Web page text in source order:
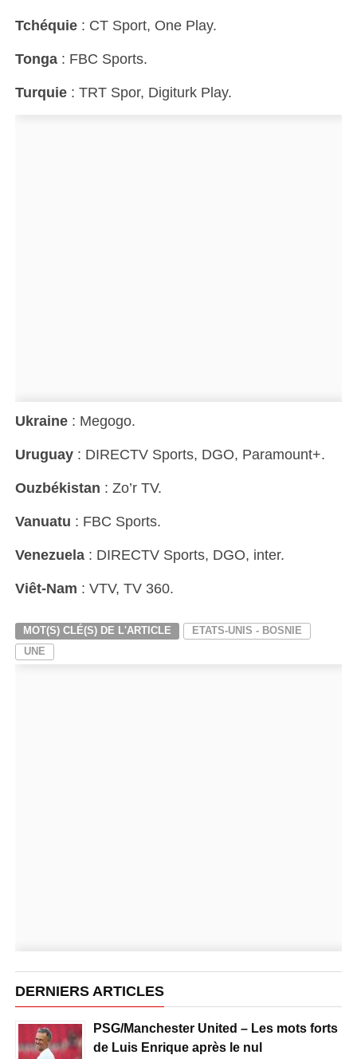
Tchéquie : CT Sport, One Play.
Tonga : FBC Sports.
Turquie : TRT Spor, Digiturk Play.
Ukraine : Megogo.
Uruguay : DIRECTV Sports, DGO, Paramount+.
Ouzbékistan : Zo’r TV.
Vanuatu : FBC Sports.
Venezuela : DIRECTV Sports, DGO, inter.
Viêt-Nam : VTV, TV 360.
MOT(S) CLÉ(S) DE L'ARTICLE
ETATS-UNIS - BOSNIE
UNE
DERNIERS ARTICLES
PSG/Manchester United – Les mots forts
de Luis Enrique après le nul